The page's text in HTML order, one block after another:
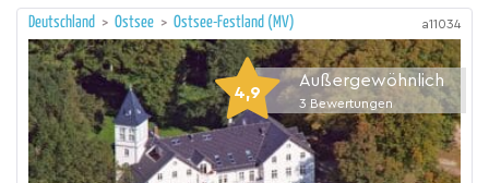
Deutschland > Ostsee > Ostsee-Festland (MV) a11034
4,9
Außergewöhnlich
3 Bewertungen